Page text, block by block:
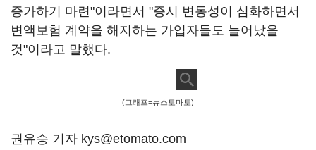
증가하기 마련"이라면서 "증시 변동성이 심화하면서
변액보험 계약을 해지하는 가입자들도 늘어났을
것"이라고 말했다.
(그래프=뉴스토마토)
권유승 기자 kys@etomato.com